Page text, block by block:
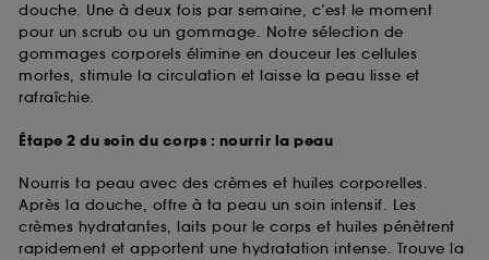
douche. Une à deux fois par semaine, c’est le moment
pour un scrub ou un gommage. Notre sélection de
gommages corporels élimine en douceur les cellules
mortes, stimule la circulation et laisse la peau lisse et
rafraîchie.
Étape 2 du soin du corps : nourrir la peau
Nourris ta peau avec des crèmes et huiles corporelles.
Après la douche, offre à ta peau un soin intensif. Les
crèmes hydratantes, laits pour le corps et huiles pénètrent
rapidement et apportent une hydratation intense. Trouve la